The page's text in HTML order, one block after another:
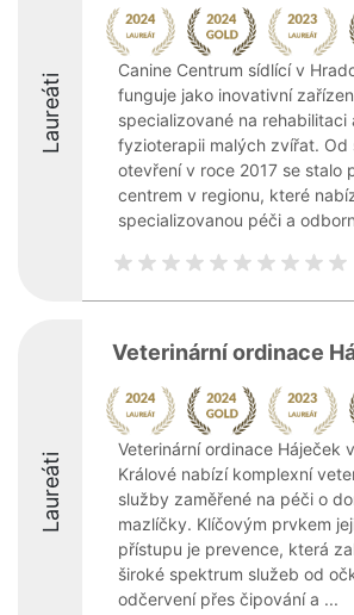
Laureáti
Canine Centrum sídlící v
funguje jako inovativní
specializované na rehabilitaci
fyzioterapii malých zvířat. Od
otevření v roce 2017 se stalo
centrem v regionu, které
specializovanou péči a
Laureáti
Veterinární ordinace
Veterinární ordinace Háječek
Králové nabízí komplexní
služby zaměřené na péči o
mazlíčky. Klíčovým prvkem
přístupu je prevence, která
široké spektrum služeb od
odčervení přes čipování a ...